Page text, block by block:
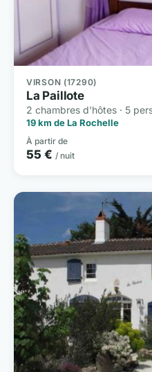
VIRSON (17290)
La Paillote
2 chambres d'hôtes · 5
19 km de La Rochelle
À partir de
55 € / nuit